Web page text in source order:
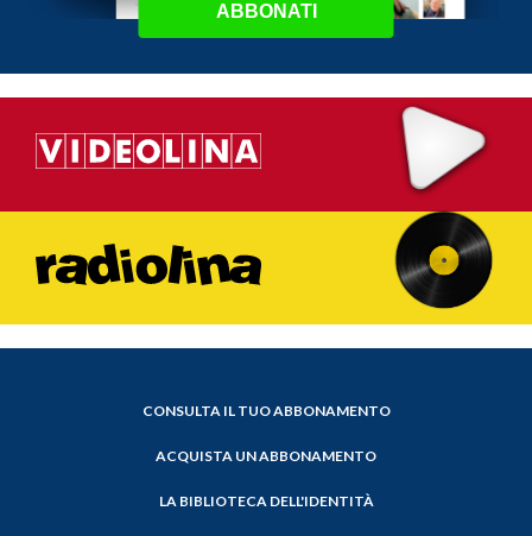
ABBONATI
CONSULTA IL TUO ABBONAMENTO
ACQUISTA UN ABBONAMENTO
LA BIBLIOTECA DELL'IDENTITÀ